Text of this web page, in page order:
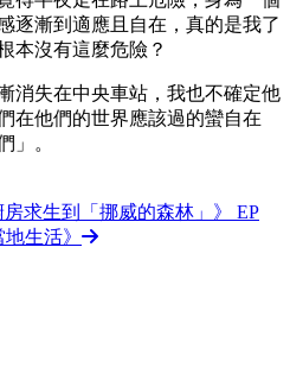
逐漸到適應且自在，真的是我了
本沒有這麼危險？
消失在中央車站，我也不確定他
在他們的世界應該過的蠻自在
」。
求生到「挪威的森林」》 EP
生活》